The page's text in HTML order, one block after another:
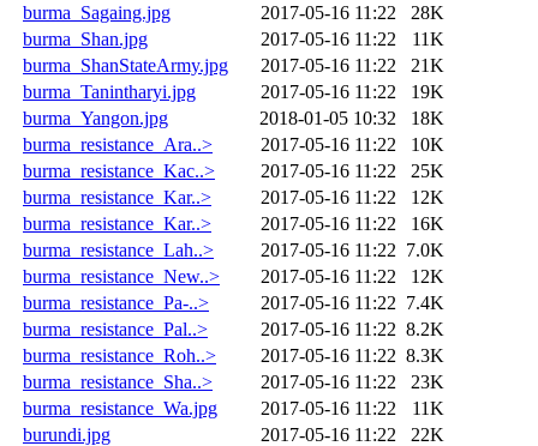
burma_Sagaing.jpg
2017-05-16 11:22
28K
burma_Shan.jpg
2017-05-16 11:22
11K
burma_ShanStateArmy.jpg
2017-05-16 11:22
21K
burma_Tanintharyi.jpg
2017-05-16 11:22
19K
burma_Yangon.jpg
2018-01-05 10:32
18K
burma_resistance_Ara..>
2017-05-16 11:22
10K
burma_resistance_Kac..>
2017-05-16 11:22
25K
burma_resistance_Kar..>
2017-05-16 11:22
12K
burma_resistance_Kar..>
2017-05-16 11:22
16K
burma_resistance_Lah..>
2017-05-16 11:22 7.0K
burma_resistance_New..>
2017-05-16 11:22
12K
burma_resistance_Pa-..>
2017-05-16 11:22 7.4K
burma_resistance_Pal..>
2017-05-16 11:22 8.2K
burma_resistance_Roh..>
2017-05-16 11:22 8.3K
burma_resistance_Sha..>
2017-05-16 11:22
23K
burma_resistance_Wa.jpg
2017-05-16 11:22
11K
burundi.jpg
2017-05-16 11:22
22K